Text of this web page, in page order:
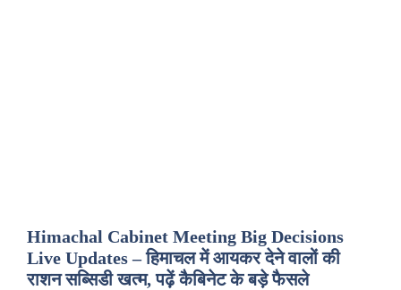
Himachal Cabinet Meeting Big Decisions
Live Updates – हिमाचल में आयकर देने वालों की
राशन सब्सिडी खत्म, पढ़ें कैबिनेट के बड़े फैसले